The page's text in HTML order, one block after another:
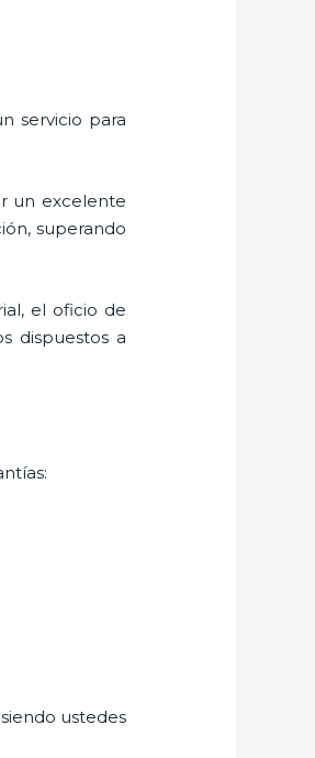
servicio para
un excelente
superando
el oficio de
dispuestos a
ustedes